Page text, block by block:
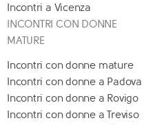
Incontri a Vicenza
INCONTRI CON DONNE
MATURE
Incontri con donne mature
Incontri con donne a Padova
Incontri con donne a Rovigo
Incontri con donne a Treviso